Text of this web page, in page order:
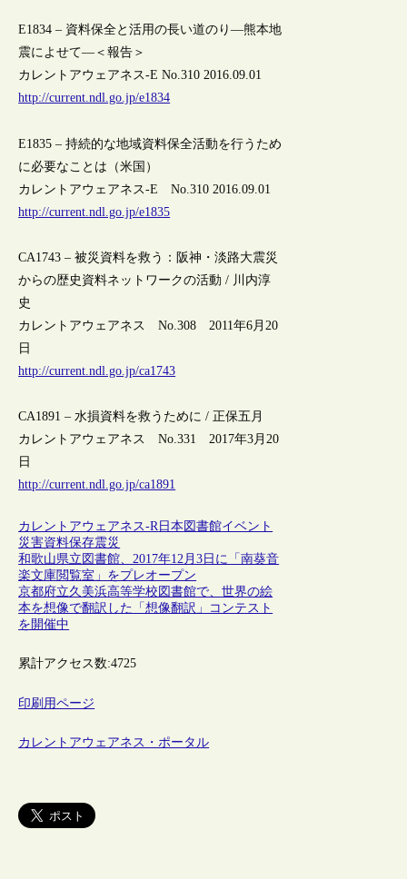
E1834 – 資料保全と活用の長い道のり―熊本地
震によせて―＜報告＞
カレントアウェアネス-E No.310 2016.09.01
http://current.ndl.go.jp/e1834
E1835 – 持続的な地域資料保全活動を行うため
に必要なことは（米国）
カレントアウェアネス-E No.310 2016.09.01
http://current.ndl.go.jp/e1835
CA1743 – 被災資料を救う：阪神・淡路大震災
からの歴史資料ネットワークの活動 / 川内淳
史
カレントアウェアネス No.308 2011年6月20
日
http://current.ndl.go.jp/ca1743
CA1891 – 水損資料を救うために / 正保五月
カレントアウェアネス No.331 2017年3月20
日
http://current.ndl.go.jp/ca1891
カレントアウェアネス-R日本 図書館イベント
災害資料保存震災
和歌山県立図書館、2017年12月3日に「南葵音
楽文庫閲覧室」をプレオープン
京都府立久美浜高等学校図書館で、世界の絵
本を想像で翻訳した「想像翻訳」コンテスト
を開催中
累計アクセス数:4725
印刷用ページ
カレントアウェアネス・ポータル